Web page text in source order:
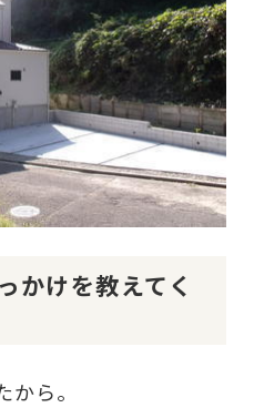
かけを教えてく
ら。